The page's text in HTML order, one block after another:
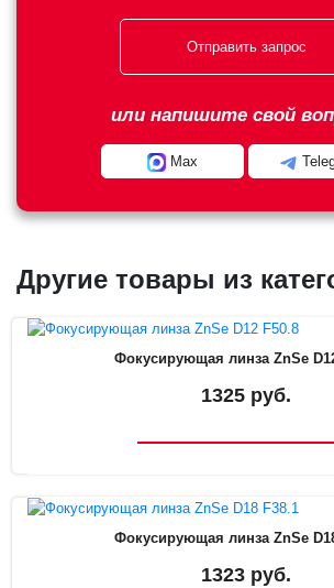
Отправить запрос
или напишите свой
Max
Другие товары из
Фокусирующая линза ZnSe
1325 руб.
Фокусирующая линза ZnSe
1323 руб.